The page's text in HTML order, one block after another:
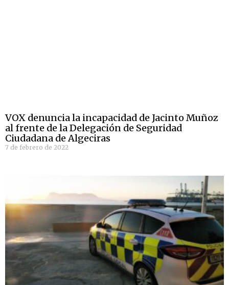
VOX denuncia la incapacidad de Jacinto Muñoz
al frente de la Delegación de Seguridad
Ciudadana de Algeciras
7 de febrero de 2022